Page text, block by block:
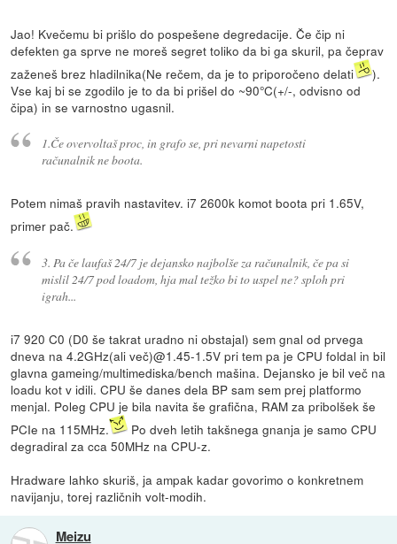
Jao! Kvečemu bi prišlo do pospešene degredacije. Če čip ni
defekten ga sprve ne moreš segret toliko da bi ga skuril, pa čeprav
zaženeš brez hladilnika(Ne rečem, da je to priporočeno delati
).
Vse kaj bi se zgodilo je to da bi prišel do ~90°C(+/-, odvisno od
čipa) in se varnostno ugasnil.
1.Če overvoltaš proc, in grafo se, pri nevarni napetosti
računalnik ne boota.
Potem nimaš pravih nastavitev. i7 2600k komot boota pri 1.65V,
primer pač.
3. Pa če laufaš 24/7 je dejansko najbolše za računalnik, če pa si
mislil 24/7 pod loadom, hja mal težko bi to uspel ne? sploh pri
igrah...
i7 920 C0 (D0 še takrat uradno ni obstajal) sem gnal od prvega
dneva na 4.2GHz(ali več)@1.45-1.5V pri tem pa je CPU foldal in bil
glavna gameing/multimediska/bench mašina. Dejansko je bil več na
loadu kot v idili. CPU še danes dela BP sam sem prej platformo
menjal. Poleg CPU je bila navita še grafična, RAM za pribolšek še
PCIe na 115MHz.
Po dveh letih takšnega gnanja je samo CPU
degradiral za cca 50MHz na CPU-z.
Hradware lahko skuriš, ja ampak kadar govorimo o konkretnem
navijanju, torej različnih volt-modih.
Meizu